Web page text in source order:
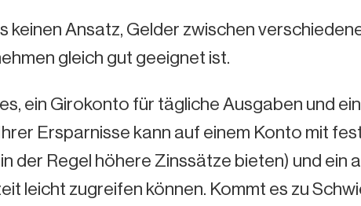
keinen Ansatz, Gelder zwischen
gleich gut geeignet ist.
ein Girokonto für tägliche Ausgaben und
Ihrer Ersparnisse kann auf einem Konto mit
der Regel höhere Zinssätze bieten) und ein
leicht zugreifen können. Kommt es zu